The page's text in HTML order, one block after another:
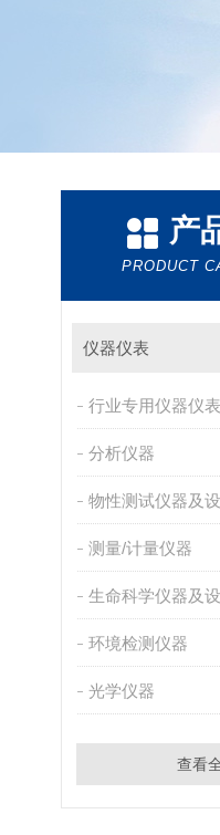
产
PRODUCT
仪器仪表
行业专用仪器仪表
分析仪器
物性测试仪器及
测量/计量仪器
生命科学仪器及
环境检测仪器
光学仪器
查看